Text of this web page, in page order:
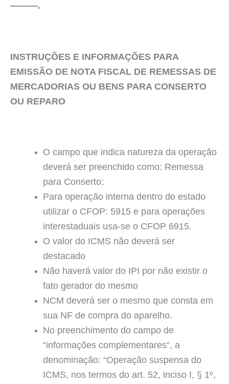
———.
INSTRUÇÕES E INFORMAÇÕES PARA
EMISSÃO DE NOTA FISCAL DE REMESSAS DE
MERCADORIAS OU BENS PARA CONSERTO
OU REPARO
O campo que indica natureza da operação
deverá ser preenchido como: Remessa
para Conserto;
Para operação interna dentro do estado
utilizar o CFOP: 5915 e para operações
interestaduais usa-se o CFOP 6915.
O valor do ICMS não deverá ser
destacado
Não haverá valor do IPI por não existir o
fato gerador do mesmo
NCM deverá ser o mesmo que consta em
sua NF de compra do aparelho.
No preenchimento do campo de
“informações complementares”, a
denominação: “Operação suspensa do
ICMS, nos termos do art. 52, inciso I, § 1º,